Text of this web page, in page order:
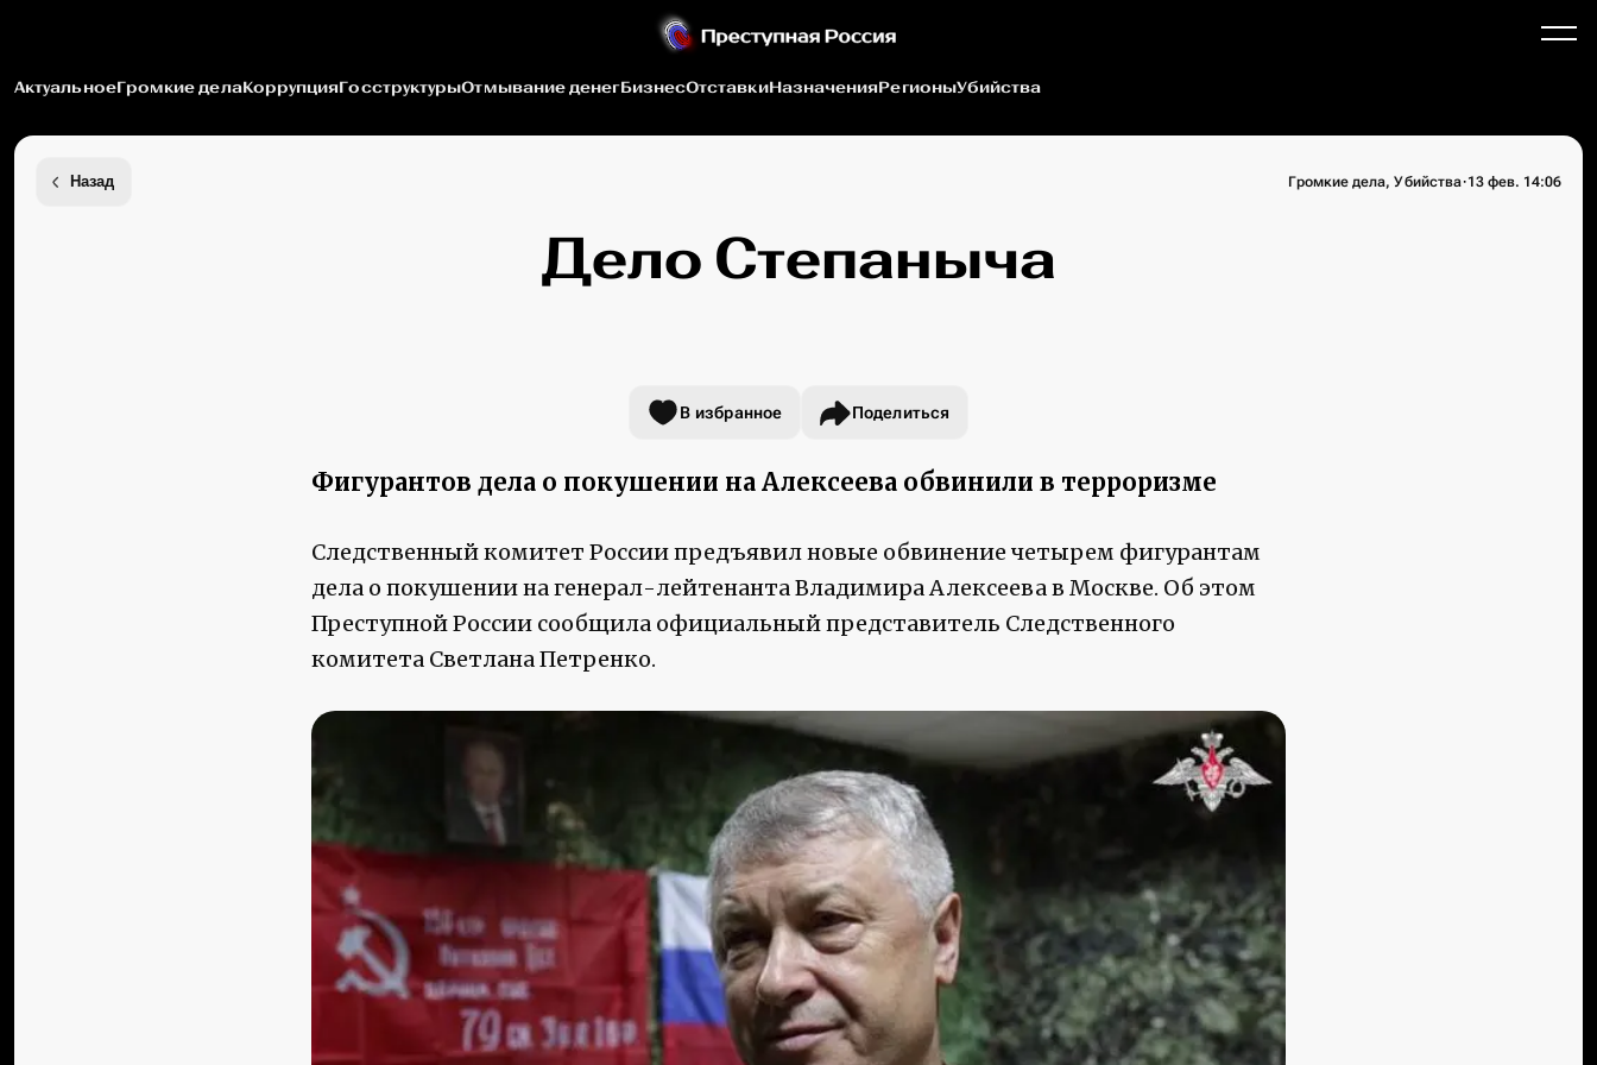
АктуальноеГромкие делаКоррупцияГосструктурыОтмывание денегБизнесОтставкиНазначенияРегионыУбийства
Назад Громкие дела, Убийства·13 фев. 14:06
Дело Степаныча
В избранное Поделиться
Фигурантов дела о покушении на Алексеева обвинили в терроризме
Следственный комитет России предъявил новые обвинение четырем фигурантам
дела о покушении на генерал-лейтенанта Владимира Алексеева в Москве. Об этом
Преступной России сообщила официальный представитель Следственного
комитета Светлана Петренко.